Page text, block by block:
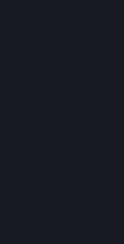
Kamu bisa meminta
Steam Wallet dalam
Untuk beberapa
berkala (cth. per
berulang. Jika
selama masa
meminta
dalam 48 jam untuk
dianggap digunakan
dimainkan selama
diskon digunakan